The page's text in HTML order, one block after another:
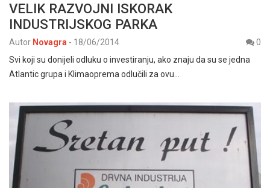
VELIK RAZVOJNI ISKORAK
INDUSTRIJSKOG PARKA
Autor Novagra - 18/06/2014
0
Svi koji su donijeli odluku o investiranju, ako znaju da su se jedna
Atlantic grupa i Klimaoprema odlučili za ovu…